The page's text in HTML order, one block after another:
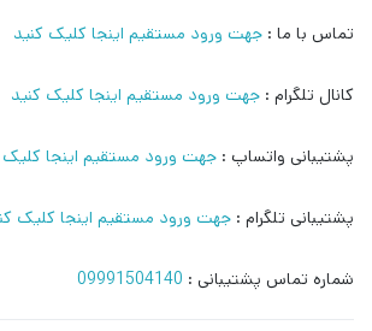
تماس با ما : جهت ورود مستقیم اینجا کلیک کنید
کانال تلگرام : جهت ورود مستقیم اینجا کلیک کنید
پشتیبانی واتساپ : جهت ورود مستقیم اینجا کلیک
پشتیبانی تلگرام : جهت ورود مستقیم اینجا کلیک
شماره تماس پشتیبانی : 09991504140